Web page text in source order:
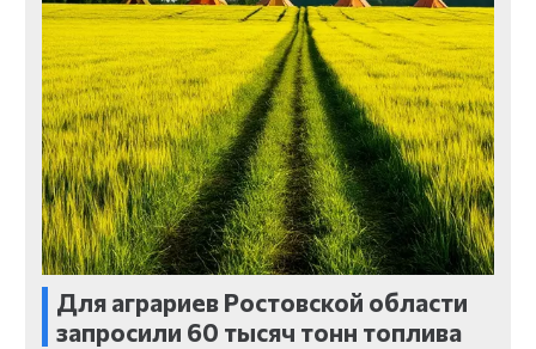
Для аграриев Ростовской области
запросили 60 тысяч тонн топлива